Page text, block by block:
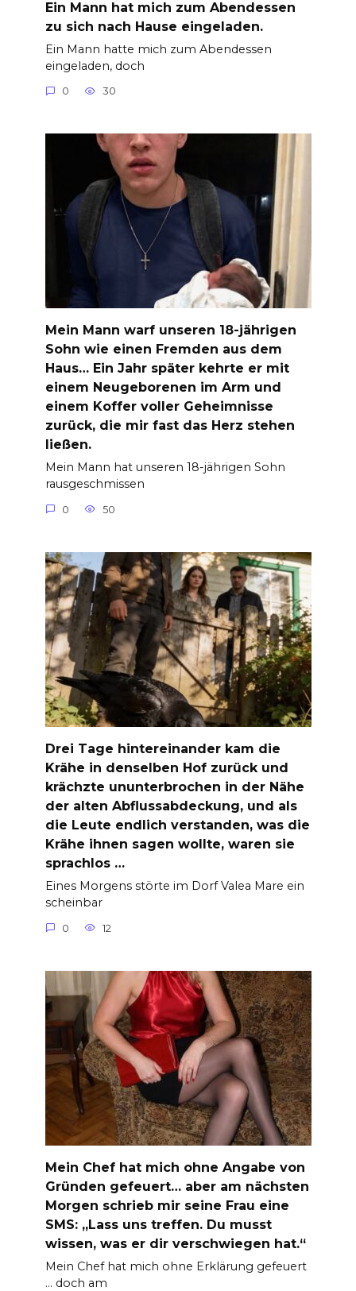
Ein Mann hat mich zum Abendessen
zu sich nach Hause eingeladen.
Ein Mann hatte mich zum Abendessen
eingeladen, doch
0 30
Mein Mann warf unseren 18-jährigen
Sohn wie einen Fremden aus dem
Haus… Ein Jahr später kehrte er mit
einem Neugeborenen im Arm und
einem Koffer voller Geheimnisse
zurück, die mir fast das Herz stehen
ließen.
Mein Mann hat unseren 18-jährigen Sohn
rausgeschmissen
0 50
Drei Tage hintereinander kam die
Krähe in denselben Hof zurück und
krächzte ununterbrochen in der Nähe
der alten Abflussabdeckung, und als
die Leute endlich verstanden, was die
Krähe ihnen sagen wollte, waren sie
sprachlos …
Eines Morgens störte im Dorf Valea Mare ein
scheinbar
0 12
Mein Chef hat mich ohne Angabe von
Gründen gefeuert… aber am nächsten
Morgen schrieb mir seine Frau eine
SMS: „Lass uns treffen. Du musst
wissen, was er dir verschwiegen hat.“
Mein Chef hat mich ohne Erklärung gefeuert
… doch am